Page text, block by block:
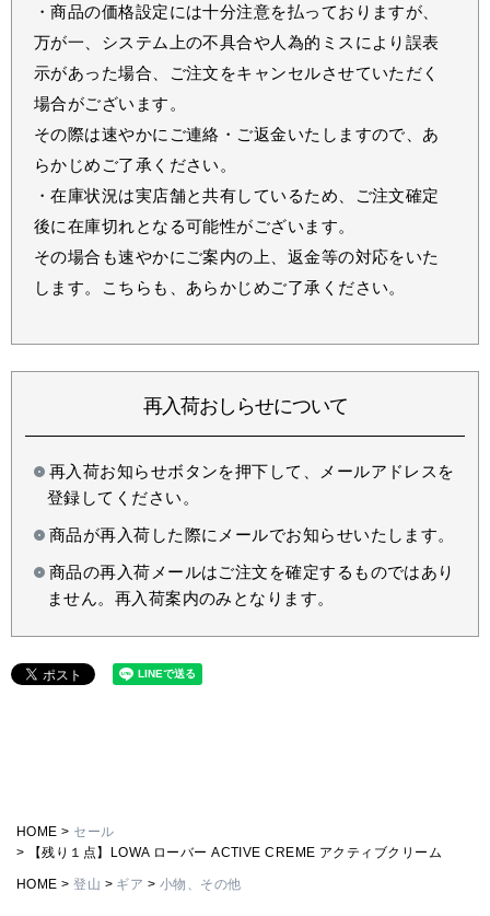
・商品の価格設定には十分注意を払っておりますが、
万が一、システム上の不具合や人為的ミスにより誤表
示があった場合、ご注文をキャンセルさせていただく
場合がございます。
その際は速やかにご連絡・ご返金いたしますので、あ
らかじめご了承ください。
・在庫状況は実店舗と共有しているため、ご注文確定
後に在庫切れとなる可能性がございます。
その場合も速やかにご案内の上、返金等の対応をいた
します。こちらも、あらかじめご了承ください。
再入荷おしらせについて
再入荷お知らせボタンを押下して、メールアドレスを
登録してください。
商品が再入荷した際にメールでお知らせいたします。
商品の再入荷メールはご注文を確定するものではあり
ません。再入荷案内のみとなります。
HOME
セール
【残り１点】LOWA ローバー ACTIVE CREME アクティブクリーム
HOME 登山 ギア 小物、その他